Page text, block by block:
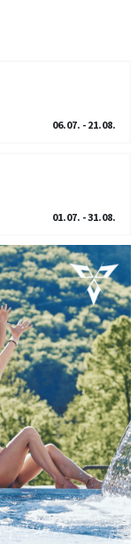
06.07. - 21.08.
01.07. - 31.08.